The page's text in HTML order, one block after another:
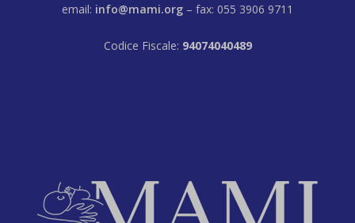
email: info@mami.org – fax: 055 3906 9711
Codice Fiscale: 94074040489